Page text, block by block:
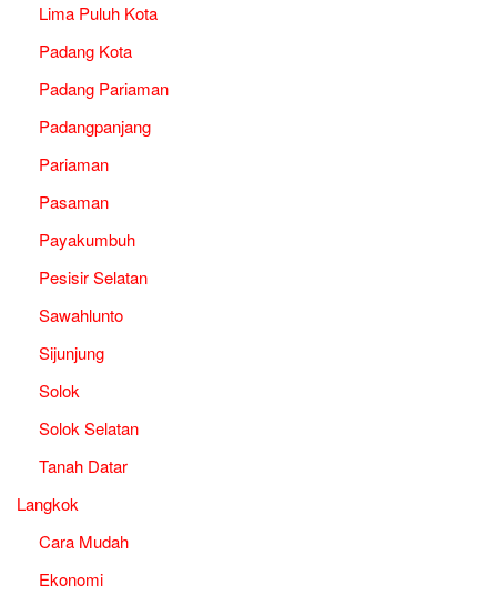
Lima Puluh Kota
Padang Kota
Padang Pariaman
Padangpanjang
Pariaman
Pasaman
Payakumbuh
Pesisir Selatan
Sawahlunto
Sijunjung
Solok
Solok Selatan
Tanah Datar
Langkok
Cara Mudah
Ekonomi